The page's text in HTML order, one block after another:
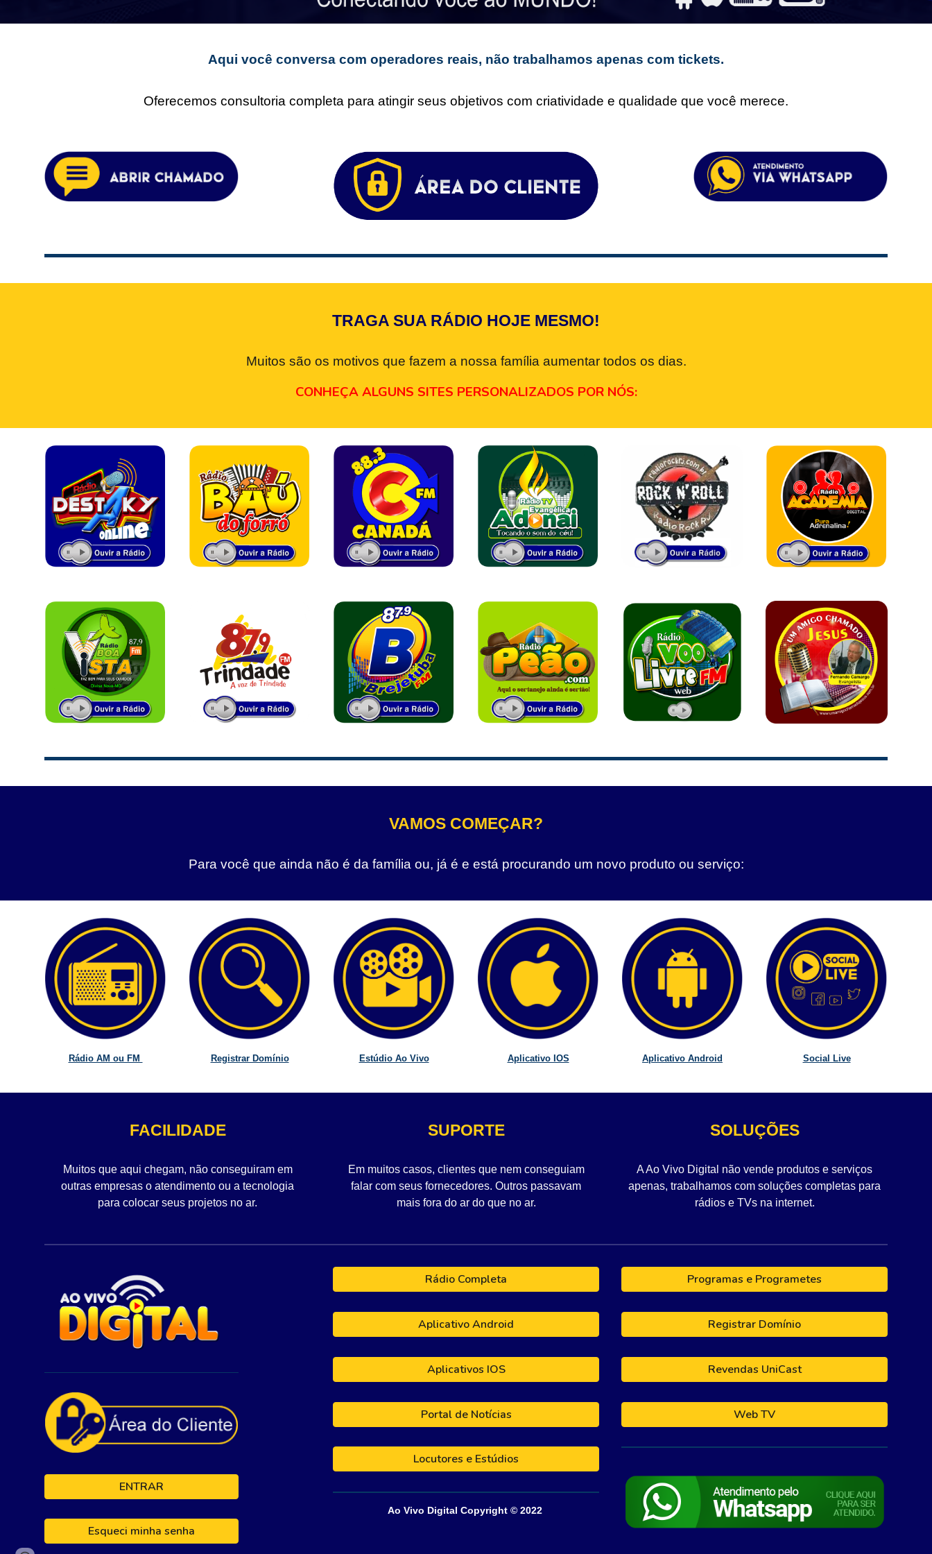
Aqui você conversa com operadores reais, não trabalhamos apenas com tickets.
Oferecemos consultoria completa para atingir seus objetivos com criatividade e qualidade que você merece.
TRAGA SUA RÁDIO HOJE MESMO!
Muitos são os motivos que fazem a nossa família aumentar todos os dias.
CONHEÇA ALGUNS SITES PERSONALIZADOS POR NÓS:
VAMOS COMEÇAR?
Para você que ainda não é da família ou, já é e está procurando um novo produto ou serviço:
Rádio AM ou FM Registrar Domínio Estúdio Ao Vivo Aplicativo IOS Aplicativo Android Social Live
FACILIDADE
Muitos que aqui chegam, não conseguiram em
outras empresas o atendimento ou a tecnologia
para colocar seus projetos no ar.
SUPORTE
Em muitos casos, clientes que nem conseguiam
falar com seus fornecedores. Outros passavam
mais fora do ar do que no ar.
SOLUÇÕES
A Ao Vivo Digital não vende produtos e serviços
apenas, trabalhamos com soluções completas para
rádios e TVs na internet.
ENTRAR
Esqueci minha senha
Rádio Completa
Aplicativo Android
Aplicativos IOS
Portal de Notícias
Locutores e Estúdios
Ao Vivo Digital Copyright © 2022
Programas e Programetes
Registrar Domínio
Revendas UniCast
Web TV